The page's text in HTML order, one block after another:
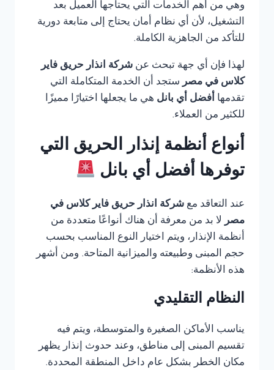
وهي من أهم الخدمات التي يحتاجها العميل بعد
التشغيل، لأن أي نظام أمان يحتاج إلى متابعة دورية
للتأكد من الجاهزية الكاملة.
لهذا فإن أي جهة تبحث عن شركة انذار حريق فاير
كلاس في مصر ستجد أن الخدمة المتكاملة التي
تقدمها أفضل أي بانل هي ما يجعلها اختيارًا مميزًا
للكثير من العملاء.
أنواع أنظمة إنذار الحريق التي
توفرها أفضل أي بانل
عند التعاقد مع شركة انذار حريق فاير كلاس في
مصر لا بد من معرفة أن هناك أنواعًا متعددة من
أنظمة الإنذار، ويتم اختيار النوع المناسب بحسب
حجم المبنى وطبيعته والميزانية المتاحة. ومن أشهر
هذه الأنظمة:
النظام التقليدي
يناسب الأماكن الصغيرة والمتوسطة، ويتم فيه
تقسيم المبنى إلى مناطق، وعند حدوث إنذار يظهر
مكان الخطر بشكل عام داخل المنطقة المحددة.